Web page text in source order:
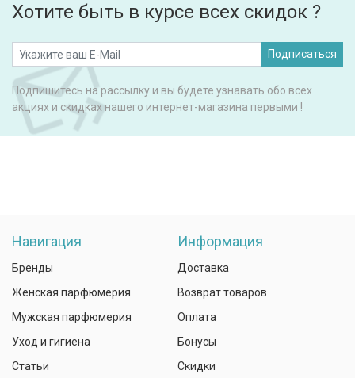
Хотите быть в курсе всех скидок ?
Подписаться
Подпишитесь на рассылку и вы будете узнавать обо всех
акциях и скидках нашего интернет-магазина первыми !
Навигация
Бренды
Женская парфюмерия
Мужская парфюмерия
Уход и гигиена
Статьи
Информация
Доставка
Возврат товаров
Оплата
Бонусы
Скидки